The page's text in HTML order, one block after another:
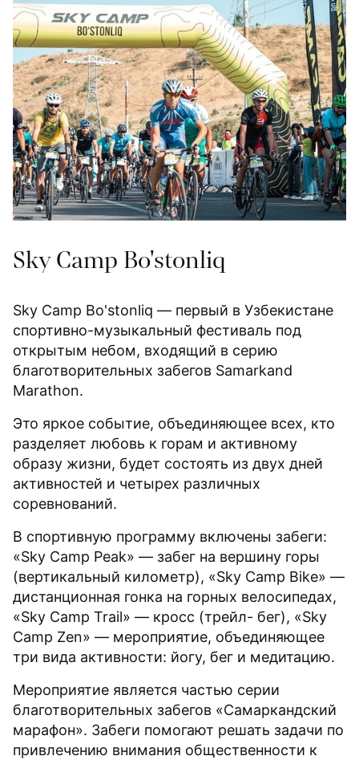
Sky Camp Bo'stonliq
Sky Camp Bo'stonliq — первый в Узбекистане
спортивно-музыкальный фестиваль под
открытым небом, входящий в серию
благотворительных забегов Samarkand
Marathon.
Это яркое событие, объединяющее всех, кто
разделяет любовь к горам и активному
образу жизни, будет состоять из двух дней
активностей и четырех различных
соревнований.
В спортивную программу включены забеги:
«Sky Camp Peak» — забег на вершину горы
(вертикальный километр), «Sky Camp Bike» —
дистанционная гонка на горных велосипедах,
«Sky Camp Trail» — кросс (трейл- бег), «Sky
Camp Zen» — мероприятие, объединяющее
три вида активности: йогу, бег и медитацию.
Мероприятие является частью серии
благотворительных забегов «Самаркандский
марафон». Забеги помогают решать задачи по
привлечению внимания общественности к